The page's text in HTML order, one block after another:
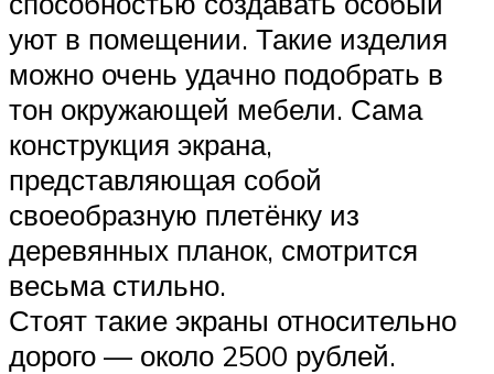
уют в помещении. Такие изделия
можно очень удачно подобрать в
тон окружающей мебели. Сама
конструкция экрана,
представляющая собой
своеобразную плетёнку из
деревянных планок, смотрится
весьма стильно.
Стоят такие экраны относительно
дорого — около 2500 рублей.